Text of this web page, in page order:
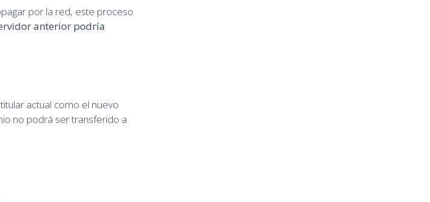
por la red, este proceso
anterior podría
actual como el nuevo
no podrá ser transferido a